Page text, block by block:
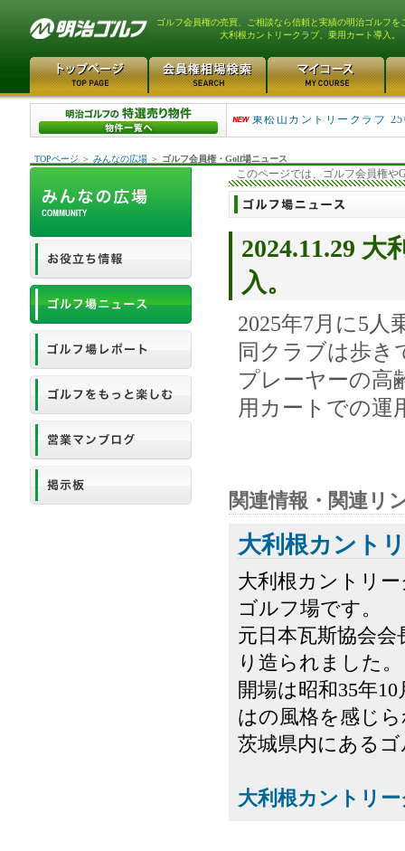
ゴルフ会員権の売買、ご相談なら信頼と実績の明治ゴルフを
大利根カントリークラブ、乗用カート導入。
平塚富士見カントリーク
東松山カントリークラブ
TOPページ ＞ みんなの広場 ＞ ゴルフ会員権・Golf場ニュース
このページでは、ゴルフ会員権や
2024.11.29
入。
2025年7月に5人
同クラブは歩き
プレーヤーの高
用カートでの運
関連情報・関連リ
大利根カント
大利根カントリ
ゴルフ場です。
元日本瓦斯協会
り造られました。
開場は昭和35年
はの風格を感じ
茨城県内にある
大利根カントリ